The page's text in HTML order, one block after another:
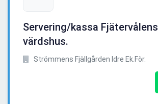
Servering/kassa Fjätervålens
värdshus.
Strömmens Fjällgården Idre Ek.För.